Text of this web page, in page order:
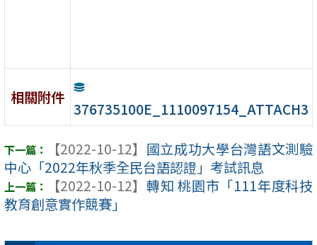
相關附件
376735100E_1110097154_ATTACH3
【2022-10-12】 國立成功大學台灣語文測驗
中心「2022年秋季全民台語認證」考試訊息
【2022-10-12】 轉知 桃園市「111年度科技
教育創意實作競賽」